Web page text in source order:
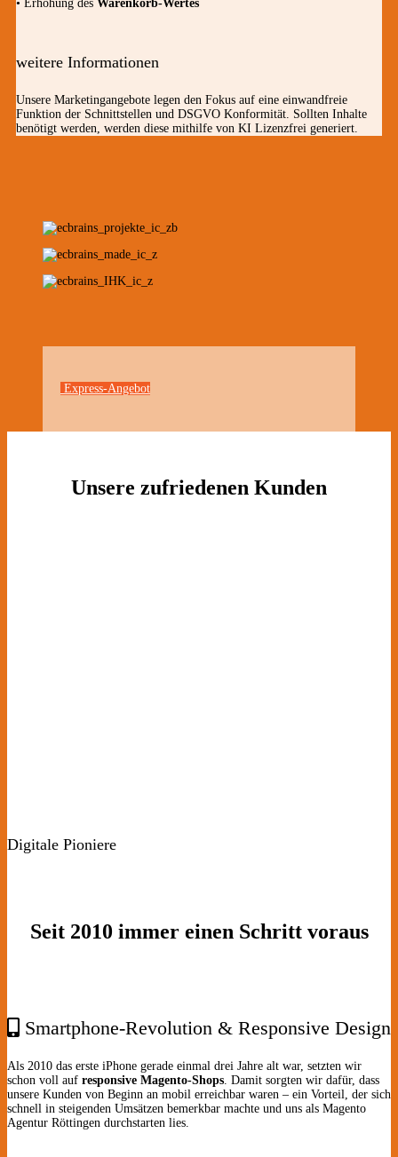
• Erhöhung des Warenkorb-Wertes
weitere Informationen
Unsere Marketingangebote legen den Fokus auf eine einwandfreie
Funktion der Schnittstellen und DSGVO Konformität. Sollten Inhalte
benötigt werden, werden diese mithilfe von KI Lizenzfrei generiert.
Express-Angebot
Unsere zufriedenen Kunden
Digitale Pioniere
Seit 2010 immer einen Schritt voraus
Smartphone-Revolution & Responsive Design
Als 2010 das erste iPhone gerade einmal drei Jahre alt war, setzten wir
schon voll auf responsive Magento-Shops . Damit sorgten wir dafür, dass
unsere Kunden von Beginn an mobil erreichbar waren – ein Vorteil, der sich
schnell in steigenden Umsätzen bemerkbar machte und uns als Magento
Agentur Röttingen durchstarten lies.